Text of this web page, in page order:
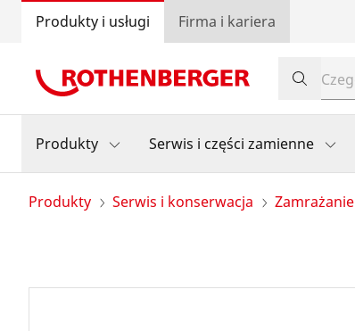
Produkty i usługi Firma i kariera
Produkty Serwis i części zamienne
Produkty Serwis i konserwacja Zamrażanie